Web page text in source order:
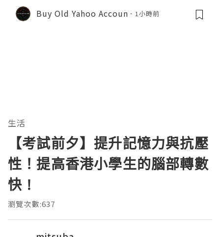
Buy Old Yahoo Accoun 1小時前
生活
【考試前夕】提升記憶力與抗壓
性！提高香港小學生的腦部轉數
快 !
瀏覽次數:637